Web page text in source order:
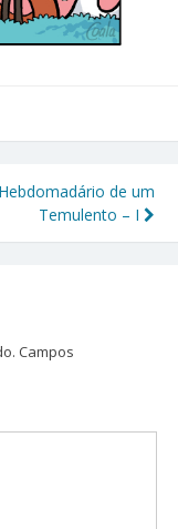
Hebdomadário de um
Temulento – I
Campos